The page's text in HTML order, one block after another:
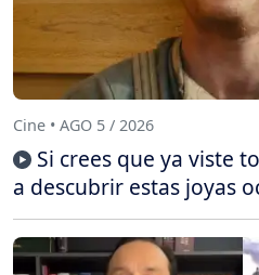
Cine • AGO 5 / 2026
Si crees que ya viste
a descubrir estas joyas